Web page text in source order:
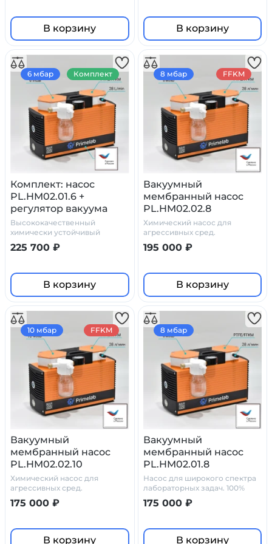
В корзину В корзину
Комплект: насос
PL.HM02.01.6 +
регулятор вакуума
стеклянный сосуд
ловушка с
манометром
Высококачественный
химически устойчивый
комплект
225 700 ₽
В корзину
6 мбар Комплект
Вакуумный
мембранный насос
PL.HM02.02.8
Химический насос для
агрессивных сред.
195 000 ₽
В корзину
8 мбар FFKM
Вакуумный
мембранный насос
PL.HM02.02.10
Химический насос для
агрессивных сред.
175 000 ₽
В корзину
10 мбар FFKM
Вакуумный
мембранный насос
PL.HM02.01.8
Насос для широкого спектра
лабораторных задач. 100%
химостойкость
175 000 ₽
В корзину
8 мбар